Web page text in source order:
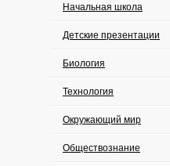
Начальная школа
Детские презентации
Биология
Технология
Окружающий мир
Обществознание